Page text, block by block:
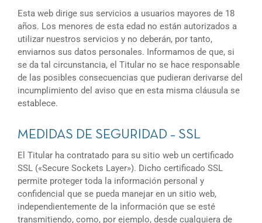
Esta web dirige sus servicios a usuarios mayores de 18
años. Los menores de esta edad no están autorizados a
utilizar nuestros servicios y no deberán, por tanto,
enviarnos sus datos personales. Informamos de que, si
se da tal circunstancia, el Titular no se hace responsable
de las posibles consecuencias que pudieran derivarse del
incumplimiento del aviso que en esta misma cláusula se
establece.
MEDIDAS DE SEGURIDAD – SSL
El Titular ha contratado para su sitio web un certificado
SSL («Secure Sockets Layer»). Dicho certificado SSL
permite proteger toda la información personal y
confidencial que se pueda manejar en un sitio web,
independientemente de la información que se esté
transmitiendo, como, por ejemplo, desde cualquiera de